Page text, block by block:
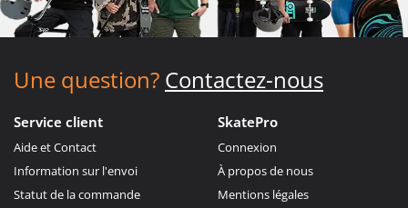
Une question? Contactez-nous
Service client
Aide et Contact
Information sur l'envoi
Statut de la commande
SkatePro
Connexion
À propos de nous
Mentions légales